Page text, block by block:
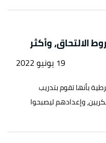
الالتحاق، وأكثر
19 يونيو 2022
بأنها تقوم بتدريب
وإعدادهم ليصبحوا